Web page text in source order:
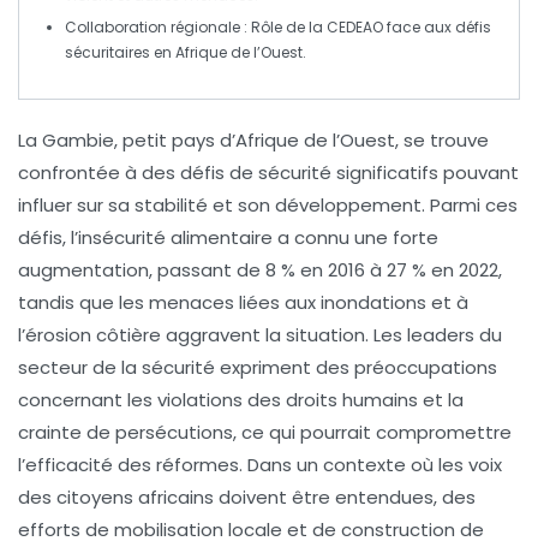
Collaboration régionale : Rôle de la CEDEAOface aux défis
sécuritaires en Afrique de l’Ouest.
La Gambie, petit pays d’Afrique de l’Ouest, se trouve
confrontée à des défis de sécurité significatifs pouvant
influer sur sa stabilité et son développement. Parmi ces
défis, l’insécurité alimentaire a connu une forte
augmentation, passant de 8 % en 2016 à 27 % en 2022,
tandis que les menaces liées auxinondations et à
l’érosion côtière aggravent la situation. Les leaders du
secteur de la sécurité expriment des préoccupations
concernant les violations des droits humains et la
crainte de persécutions, ce qui pourrait compromettre
l’efficacité des réformes. Dans un contexte où les voix
des citoyens africains doivent être entendues, des
efforts de mobilisation locale et de construction de